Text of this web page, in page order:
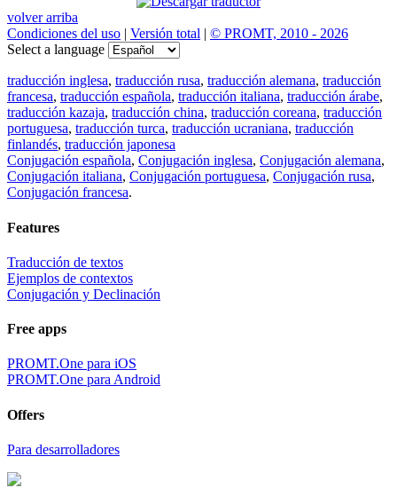
volver arriba
Condiciones del uso | Versión total | © PROMT, 2010 - 2026
Select a language
traducción inglesa, traducción rusa, traducción alemana, traducción
francesa, traducción española, traducción italiana, traducción árabe,
traducción kazaja, traducción china, traducción coreana, traducción
portuguesa, traducción turca, traducción ucraniana, traducción
finlandés, traducción japonesa
Conjugación española, Conjugación inglesa, Conjugación alemana,
Conjugación italiana, Conjugación portuguesa, Conjugación rusa,
Conjugación francesa.
Features
Traducción de textos
Ejemplos de contextos
Conjugación y Declinación
Free apps
PROMT.One para iOS
PROMT.One para Android
Offers
Para desarrolladores